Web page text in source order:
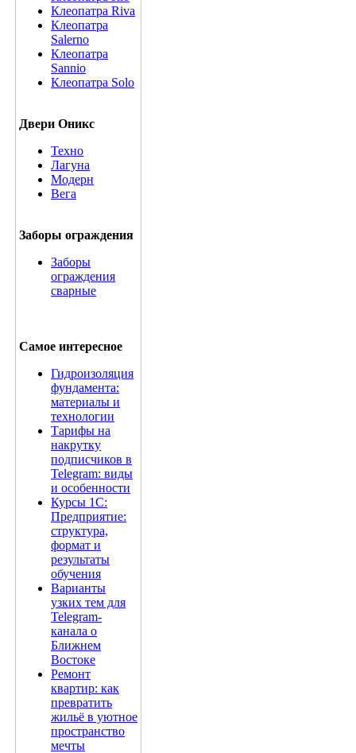
Клеопатра Riva
Клеопатра
Salerno
Клеопатра
Sannio
Клеопатра Solo
Двери Оникс
Техно
Лагуна
Модерн
Вега
Заборы ограждения
Заборы
ограждения
сварные
Самое интересное
Гидроизоляция
фундамента:
материалы и
технологии
Тарифы на
накрутку
подписчиков в
Telegram: виды
и особенности
Курсы 1С:
Предприятие:
структура,
формат и
результаты
обучения
Варианты
узких тем для
Telegram-
канала о
Ближнем
Востоке
Ремонт
квартир: как
превратить
жильё в уютное
пространство
мечты